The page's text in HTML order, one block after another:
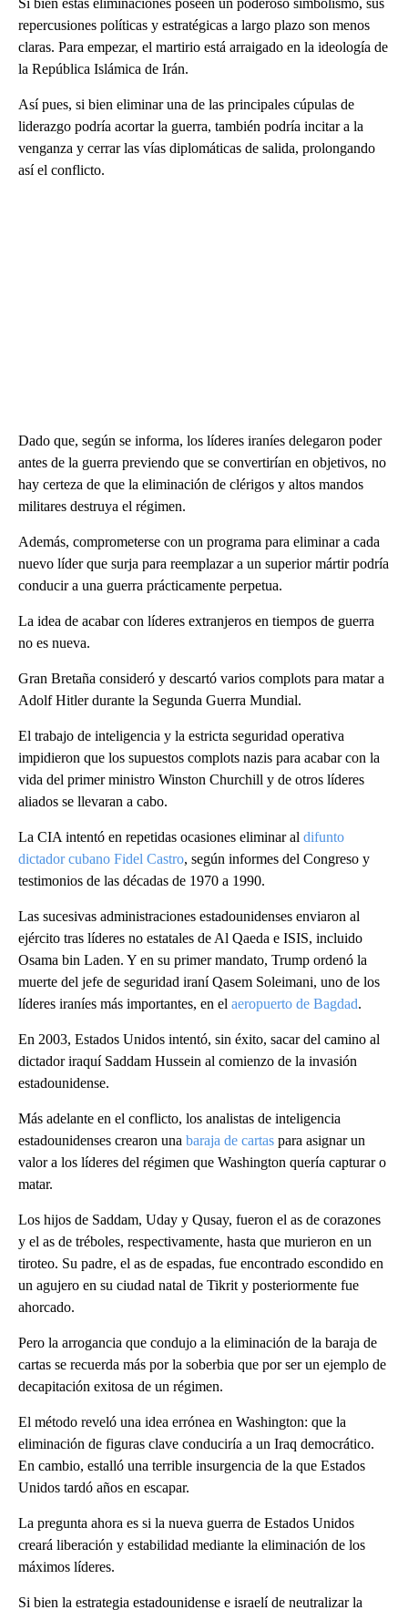
Si bien estas eliminaciones poseen un poderoso simbolismo, sus
repercusiones políticas y estratégicas a largo plazo son menos
claras. Para empezar, el martirio está arraigado en la ideología de
la República Islámica de Irán.
Así pues, si bien eliminar una de las principales cúpulas de
liderazgo podría acortar la guerra, también podría incitar a la
venganza y cerrar las vías diplomáticas de salida, prolongando
así el conflicto.
Dado que, según se informa, los líderes iraníes delegaron poder
antes de la guerra previendo que se convertirían en objetivos, no
hay certeza de que la eliminación de clérigos y altos mandos
militares destruya el régimen.
Además, comprometerse con un programa para eliminar a cada
nuevo líder que surja para reemplazar a un superior mártir podría
conducir a una guerra prácticamente perpetua.
La idea de acabar con líderes extranjeros en tiempos de guerra
no es nueva.
Gran Bretaña consideró y descartó varios complots para matar a
Adolf Hitler durante la Segunda Guerra Mundial.
El trabajo de inteligencia y la estricta seguridad operativa
impidieron que los supuestos complots nazis para acabar con la
vida del primer ministro Winston Churchill y de otros líderes
aliados se llevaran a cabo.
La CIA intentó en repetidas ocasiones eliminar al difunto
dictador cubano Fidel Castro, según informes del Congreso y
testimonios de las décadas de 1970 a 1990.
Las sucesivas administraciones estadounidenses enviaron al
ejército tras líderes no estatales de Al Qaeda e ISIS, incluido
Osama bin Laden. Y en su primer mandato, Trump ordenó la
muerte del jefe de seguridad iraní Qasem Soleimani, uno de los
líderes iraníes más importantes, en el aeropuerto de Bagdad.
En 2003, Estados Unidos intentó, sin éxito, sacar del camino al
dictador iraquí Saddam Hussein al comienzo de la invasión
estadounidense.
Más adelante en el conflicto, los analistas de inteligencia
estadounidenses crearon una baraja de cartas para asignar un
valor a los líderes del régimen que Washington quería capturar o
matar.
Los hijos de Saddam, Uday y Qusay, fueron el as de corazones
y el as de tréboles, respectivamente, hasta que murieron en un
tiroteo. Su padre, el as de espadas, fue encontrado escondido en
un agujero en su ciudad natal de Tikrit y posteriormente fue
ahorcado.
Pero la arrogancia que condujo a la eliminación de la baraja de
cartas se recuerda más por la soberbia que por ser un ejemplo de
decapitación exitosa de un régimen.
El método reveló una idea errónea en Washington: que la
eliminación de figuras clave conduciría a un Iraq democrático.
En cambio, estalló una terrible insurgencia de la que Estados
Unidos tardó años en escapar.
La pregunta ahora es si la nueva guerra de Estados Unidos
creará liberación y estabilidad mediante la eliminación de los
máximos líderes.
Si bien la estrategia estadounidense e israelí de neutralizar la